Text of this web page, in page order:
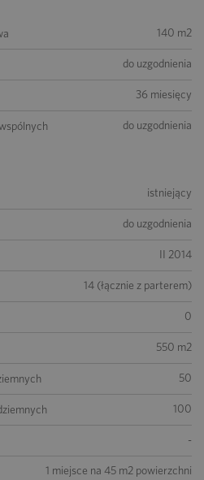
140 m2
do uzgodnienia
36 miesięcy
do uzgodnienia
istniejący
do uzgodnienia
II 2014
14 (łącznie z parterem)
0
550 m2
50
100
-
1 miejsce na 45 m2 powierzchni